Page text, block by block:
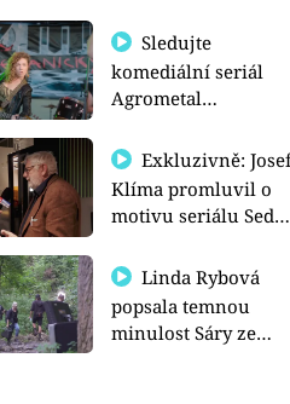
Sledujte
komediální seriál
Agrometal
prima+
Exkluzivně: Josef
Klíma promluvil o
motivu seriálu Sedm
Linda Rybová
popsala temnou
minulost Sáry ze